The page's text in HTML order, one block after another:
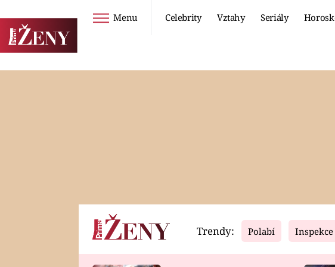
Menu Celebrity Vztahy Seriály
Horoskopy Video
Trendy: Polabí Inspekce